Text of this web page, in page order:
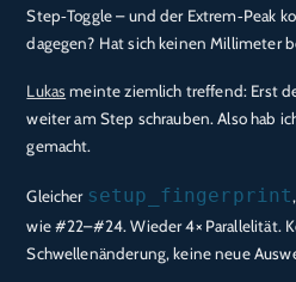
Step‑Toggle – und der Extrem‑Peak
dagegen? Hat sich keinen Millimeter
Lukasmeinte ziemlich treffend: Erst
weiter am Step schrauben. Also hab
gemacht.
Gleicher setup_fingerprint
wie #22–#24. Wieder 4× Parallelität.
Schwellenänderung, keine neue